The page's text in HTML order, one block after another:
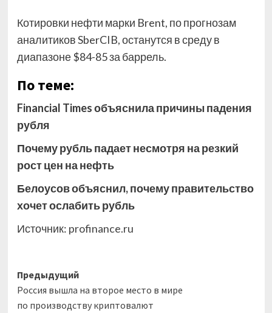
Котировки нефти марки Brent, по прогнозам
аналитиков SberCIB, останутся в среду в
диапазоне $84-85 за баррель.
По теме:
Financial Times объяснила причины падения
рубля
Почему рубль падает несмотря на резкий
рост цен на нефть
Белоусов объяснил, почему правительство
хочет ослабить рубль
Источник: profinance.ru
Навигация
записи
Предыдущий
Россия вышла на второе место в мире
по производству криптовалют